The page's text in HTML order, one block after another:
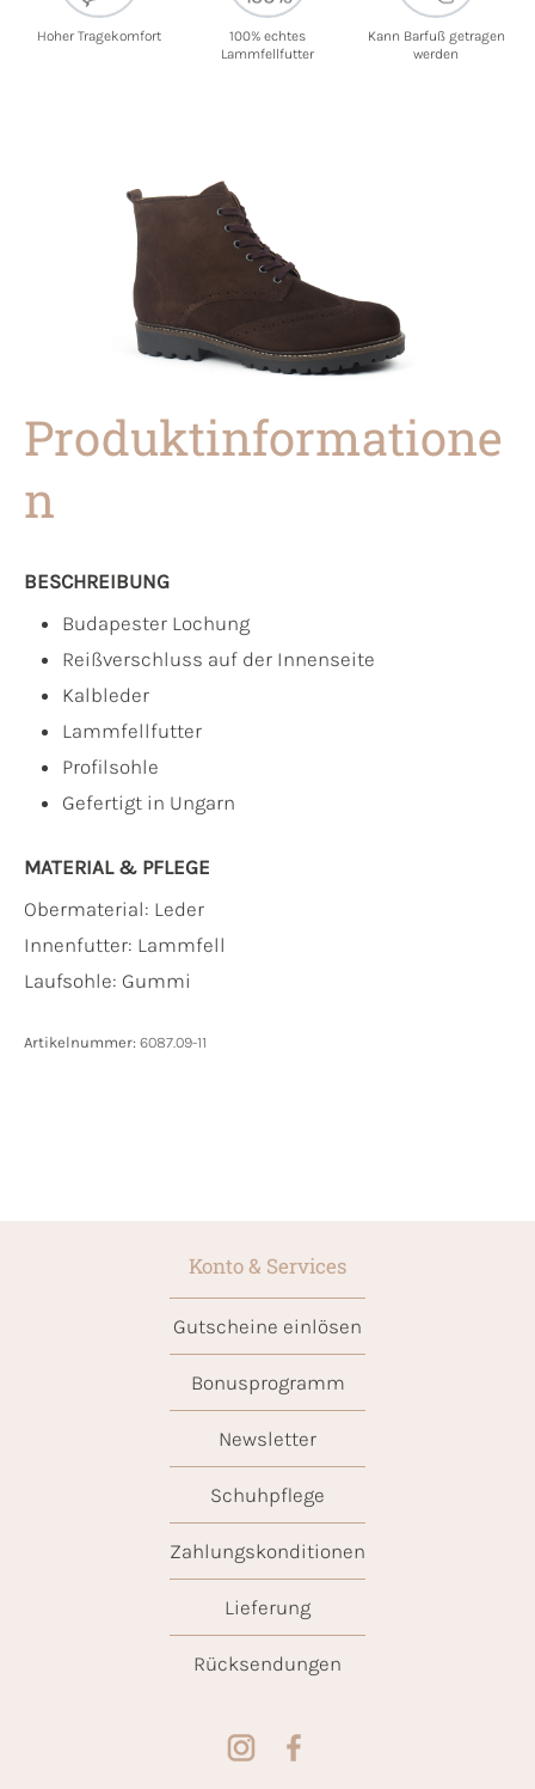
Hoher Tragekomfort
100% echtes
Lammfellfutter
Kann Barfuß getragen
werden
Produktinformatione
n
BESCHREIBUNG
Budapester Lochung
Reißverschluss auf der Innenseite
Kalbleder
Lammfellfutter
Profilsohle
Gefertigt in Ungarn
MATERIAL & PFLEGE
Obermaterial: Leder
Innenfutter: Lammfell
Laufsohle: Gummi
Artikelnummer: 6087.09-11
Konto & Services
Gutscheine einlösen
Bonusprogramm
Newsletter
Schuhpflege
Zahlungskonditionen
Lieferung
Rücksendungen